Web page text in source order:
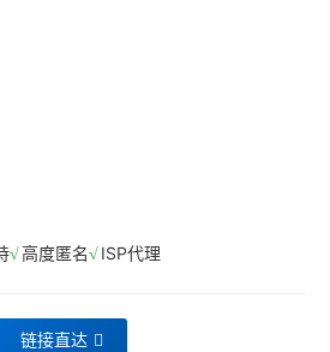
高度匿名 ISP代理
链接直达